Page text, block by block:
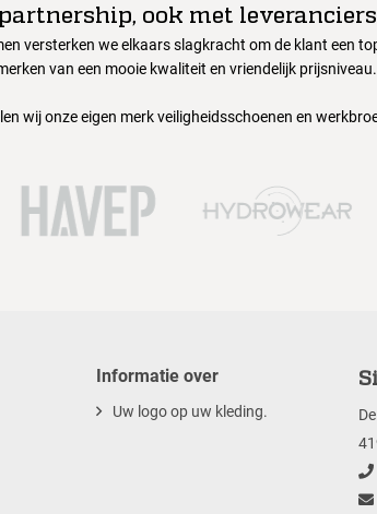
ook met
versterken we elkaars slagkracht om de klant een
van een mooie kwaliteit en vriendelijk prijsniveau.
wij onze eigen merk veiligheidsschoenen en
Informatie over
Uw logo op uw kleding.